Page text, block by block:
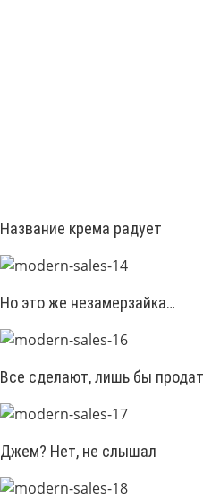
Название крема радует
Но это же незамерзайка…
Все сделают, лишь бы
Джем? Нет, не слышал